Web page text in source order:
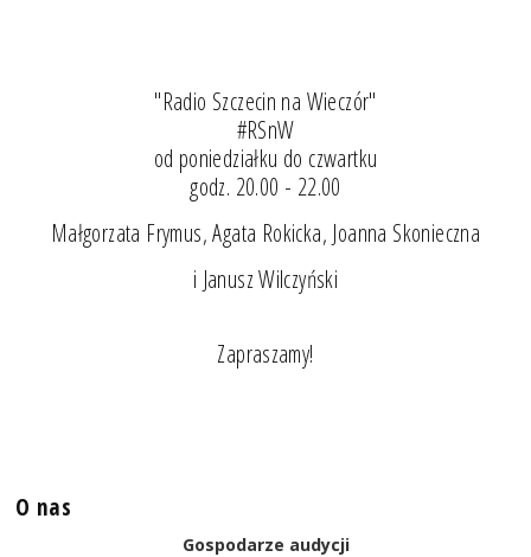
"Radio Szczecin na Wieczór"
#RSnW
od poniedziałku do czwartku
godz. 20.00 - 22.00
Małgorzata Frymus, Agata Rokicka, Joanna Skonieczna
i Janusz Wilczyński
Zapraszamy!
O nas
Gospodarze audycji